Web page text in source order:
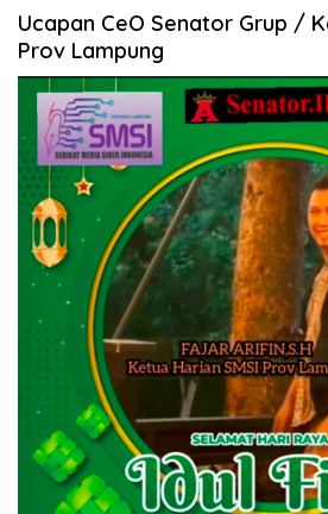
Ucapan CeO Senator Grup /
Prov Lampung